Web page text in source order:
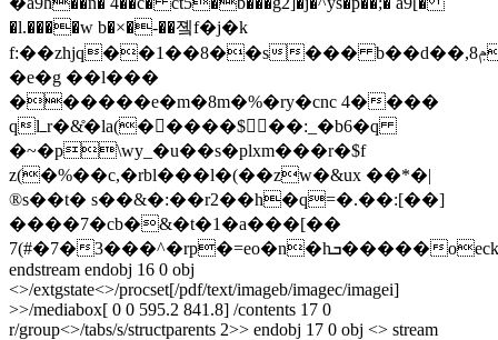
�l.����w b�×�-��졬f�j�k
f:��zhjq��1��8��s��� b��d��,ݦ8c6��d�:��t����d�d��0�y����"/
�e�g ��l���
������e�m�8m�%�ry�cnc 4����
qlߺr�&̊�la(��ُ���$��:_�b6�q
�~�p\wy_�u��s�plxm���r�$f
z(�%��c,�rbl���l�(��zw�&ux ��*�|
®s��t� s��&�:��r2��h�q=�.��:[��]
����7�cb�&�t�1�a���[��
7(#�7�3���^�rp�=eo�n�hܒ�����oeck�� t/k��ѯr'ˤ�i(.;���������,)���pu�6efnq⸦��(1�e zqp��(q��{�������f���b�;�&��ƴdk1������mc�;0d���nm[�pn��ͣ���6��
endstream endobj 16 0 obj
<>/extgstate<>/procset[/pdf/text/imageb/imagec/imagei]
>>/mediabox[ 0 0 595.2 841.8] /contents 17 0
r/group<>/tabs/s/structparents 2>> endobj 17 0 obj <> stream